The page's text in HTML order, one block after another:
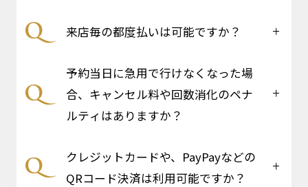
来店毎の都度払いは可能ですか？
予約当日に急用で行けなくなった場
合、キャンセル料や回数消化のペナ
ルティはありますか？
クレジットカードや、PayPayなどの
QRコード決済は利用可能ですか？